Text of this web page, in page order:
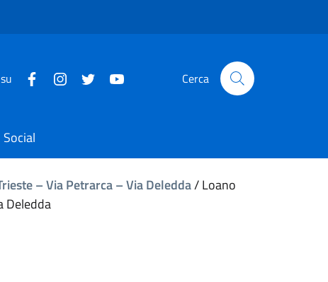
Cerca
Social
– Via Petrarca – Via Deledda/Loano
Deledda